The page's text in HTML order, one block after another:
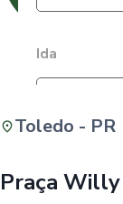
Ida
Toledo - PR
Praça